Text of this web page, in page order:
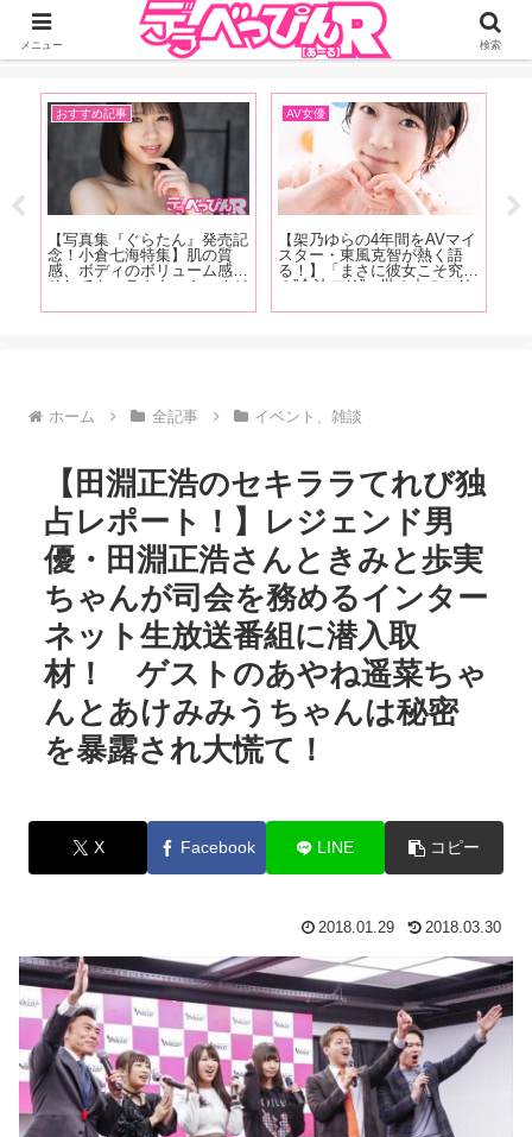
ジーオーティーが運営するちょっとHなニュースサイ。サイト内のリンクには
DMMアフィリエイトが含まれているものがあります
おすすめ記事
【写真集『ぐらたん』発売記
念！小倉七海特集】肌の質
感、ボディのボリューム感、
そしてキャラクター！ オジ
う小倉七海、天性の魅力を
AV女優
【架乃ゆらの4年間をAVマイ
スター・東風克智が熱く語
る！】「まさに彼女こそ究極
の”合法ロリ”。世の中のロリ
AVデビューした彼女は、”時
ホーム 全記事 イベント、雑談
【田淵正浩のセキララてれび独
占レポート！】レジェンド男
優・田淵正浩さんときみと歩実
ちゃんが司会を務めるインター
ネット生放送番組に潜入取
材！ ゲストのあやね遥菜ちゃ
んとあけみみうちゃんは秘密
を暴露され大慌て！
X Facebook LINE コピー
2018.01.29 2018.03.30
メニュー 検索